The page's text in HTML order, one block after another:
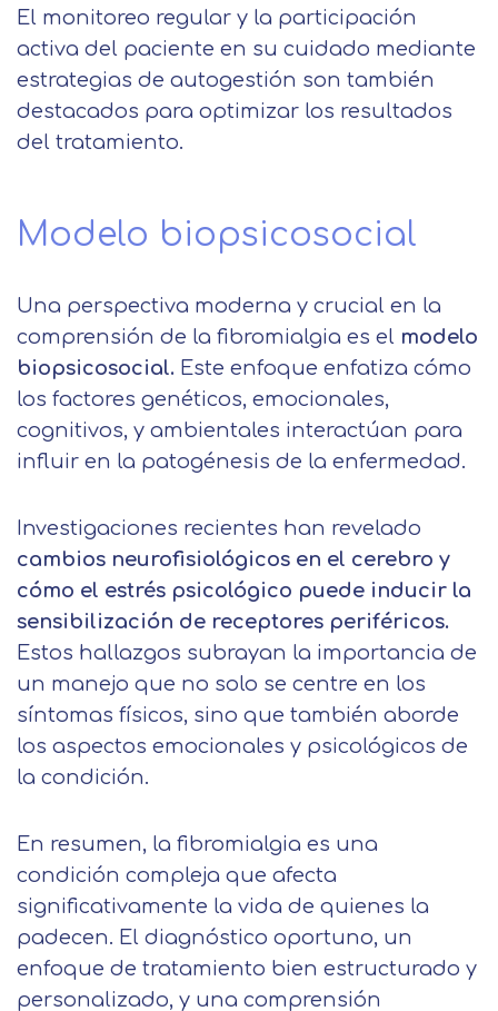
El monitoreo regular y la participación
activa del paciente en su cuidado mediante
estrategias de autogestión son también
destacados para optimizar los resultados
del tratamiento.
Modelo biopsicosocial
Una perspectiva moderna y crucial en la
comprensión de la fibromialgia es el modelo
biopsicosocial. Este enfoque enfatiza cómo
los factores genéticos, emocionales,
cognitivos, y ambientales interactúan para
influir en la patogénesis de la enfermedad.
Investigaciones recientes han revelado
cambios neurofisiológicos en el cerebro y
cómo el estrés psicológico puede inducir la
sensibilización de receptores periféricos.
Estos hallazgos subrayan la importancia de
un manejo que no solo se centre en los
síntomas físicos, sino que también aborde
los aspectos emocionales y psicológicos de
la condición.
En resumen, la fibromialgia es una
condición compleja que afecta
significativamente la vida de quienes la
padecen. El diagnóstico oportuno, un
enfoque de tratamiento bien estructurado y
personalizado, y una comprensión
Solicitar
información
Mail
Teléfono
Mensaje
Protección de Datos . Haz clic aquí
Acepto el tratamiento de mis datos con la
finalidad prevista en la información
básica.
Telefono
Email
Información básica sobre Protección
Responsable EUROINNOVA
BUSINESS SCHOOL, S.L. Finalidad
Información académica y comercial
de nuestros servicios de enseñanza
Legitimación Consentimiento del
interesado Destinatarios Encargados
del tratamiento para cumplir con las
como otros derechos, como se
explica en la información adicional
Información adicionalaquí
finalidad prevista en la información
básica
Centro de
preferencia de
privacidad
para mejorar nuestros servicios
mediante el análisis de tus hábitos de
navegación. En caso de que rechace las
cookies, no podremos asegurarle el
correcto funcionamiento de las distintas
funcionalidades de nuestra página web.
Puede obtener más información en
Después de aceptar, no volveremos a
mostrarle este mensaje.
Seguir navegando
Leer más